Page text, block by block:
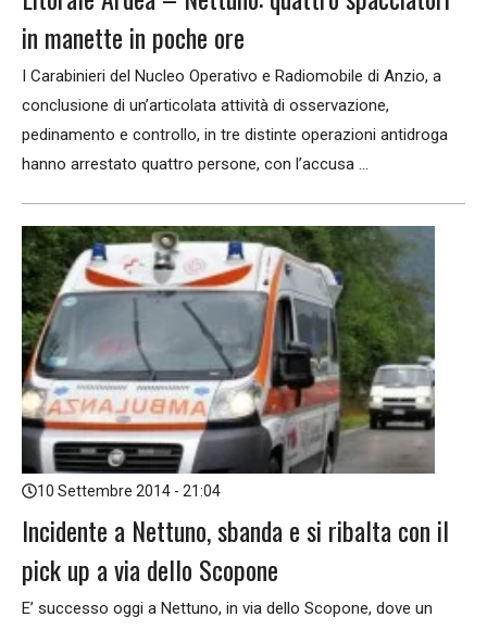
in manette in poche ore
I Carabinieri del Nucleo Operativo e Radiomobile di Anzio, a
conclusione di un’articolata attività di osservazione,
pedinamento e controllo, in tre distinte operazioni antidroga
hanno arrestato quattro persone, con l’accusa ...
10 Settembre 2014 - 21:04
Incidente a Nettuno, sbanda e si ribalta con il
pick up a via dello Scopone
E’ successo oggi a Nettuno, in via dello Scopone, dove un